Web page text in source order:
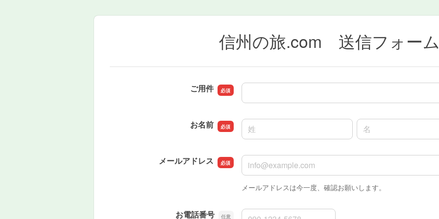
信州の旅.com 送信フォー
ご用件 ご用件
お名前 名前の姓 名前の名
メールアドレス メールアドレス
メールアドレスは今一度、確認お願いします。
お電話番号 お電話番号